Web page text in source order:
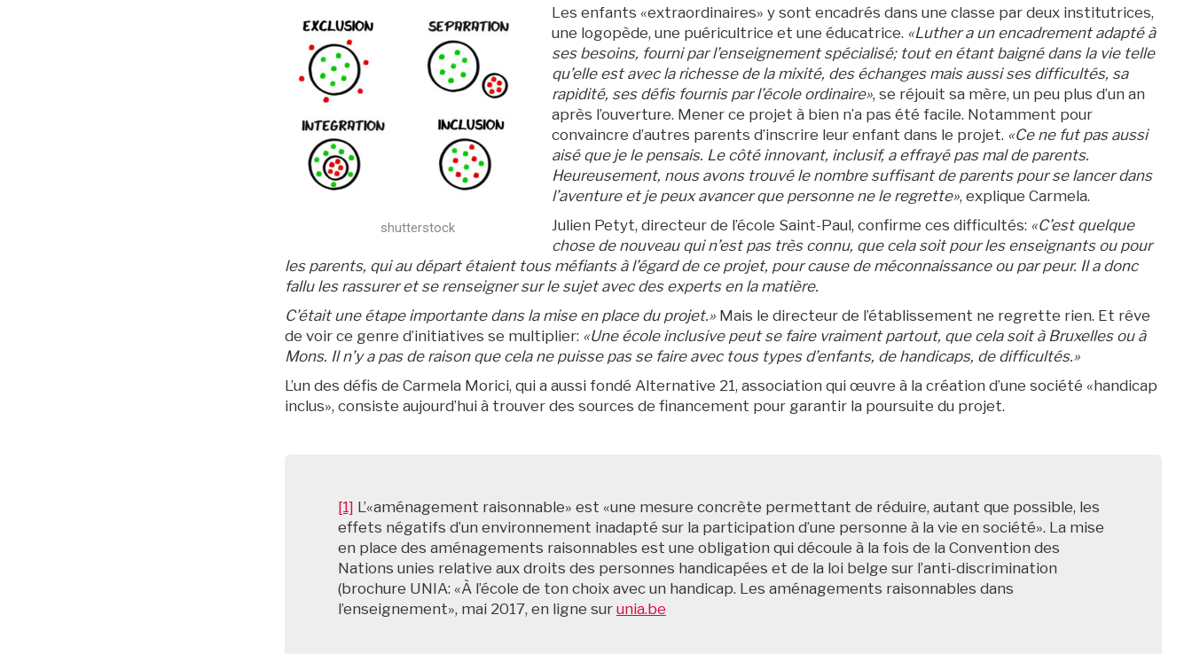
shutterstock
Les enfants «extraordinaires» y sont encadrés dans une classe par deux institutrices,
une logopède, une puéricultrice et une éducatrice. «Luther a un encadrement adapté à
ses besoins, fourni par l’enseignement spécialisé; tout en étant baigné dans la vie telle
qu’elle est avec la richesse de la mixité, des échanges mais aussi ses difficultés, sa
rapidité, ses défis fournis par l’école ordinaire», se réjouit sa mère, un peu plus d’un an
après l’ouverture. Mener ce projet à bien n’a pas été facile. Notamment pour
convaincre d’autres parents d’inscrire leur enfant dans le projet. «Ce ne fut pas aussi
aisé que je le pensais. Le côté innovant, inclusif, a effrayé pas mal de parents.
Heureusement, nous avons trouvé le nombre suffisant de parents pour se lancer dans
l’aventure et je peux avancer que personne ne le regrette», explique Carmela.
Julien Petyt, directeur de l’école Saint-Paul, confirme ces difficultés: «C’est quelque
chose de nouveau qui n’est pas très connu, que cela soit pour les enseignants ou pour
les parents, qui au départ étaient tous méfiants à l’égard de ce projet, pour cause de méconnaissance ou par peur. Il a donc
fallu les rassurer et se renseigner sur le sujet avec des experts en la matière.
C’était une étape importante dans la mise en place du projet.»Mais le directeur de l’établissement ne regrette rien. Et rêve
de voir ce genre d’initiatives se multiplier: «Une école inclusive peut se faire vraiment partout, que cela soit à Bruxelles ou à
Mons. Il n’y a pas de raison que cela ne puisse pas se faire avec tous types d’enfants, de handicaps, de difficultés.»
L’un des défis de Carmela Morici, qui a aussi fondé Alternative 21, association qui œuvre à la création d’une société «handicap
inclus», consiste aujourd’hui à trouver des sources de financement pour garantir la poursuite du projet.
[1] L’«aménagement raisonnable» est «une mesure concrète permettant de réduire, autant que possible, les
effets négatifs d’un environnement inadapté sur la participation d’une personne à la vie en société». La mise
en place des aménagements raisonnables est une obligation qui découle à la fois de la Convention des
Nations unies relative aux droits des personnes handicapées et de la loi belge sur l’anti-discrimination
(brochure UNIA: «À l’école de ton choix avec un handicap. Les aménagements raisonnables dans
l’enseignement», mai 2017, en ligne sur unia.be